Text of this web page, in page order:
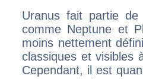
Uranus fait partie
comme Neptune et
moins nettement
classiques et visibles
Cependant, il est